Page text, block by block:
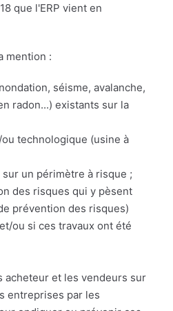
que l'ERP vient en
mention :
séisme, avalanche,
radon...) existants sur la
technologique (usine à
un périmètre à risque ;
des risques qui y pèsent
prévention des risques)
ou si ces travaux ont été
acheteur et les vendeurs sur
entreprises par les